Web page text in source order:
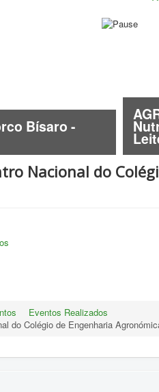
Bísaro -
Nacional do
Eventos Realizados
do Colégio de Engenharia